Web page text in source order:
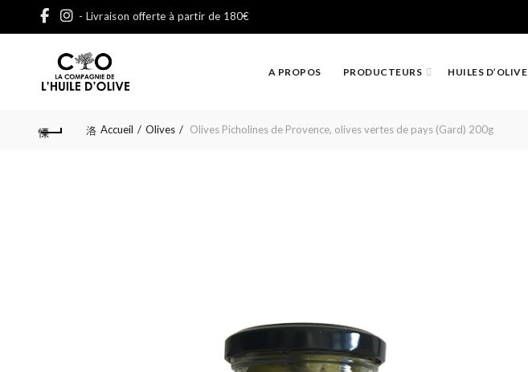
- Livraison offerte à partir de 180€
A PROPOS PRODUCTEURS HUILES D’OLIVE
Accueil Olives Olives Picholines de Provence, olives vertes de pays (Gard) 200g